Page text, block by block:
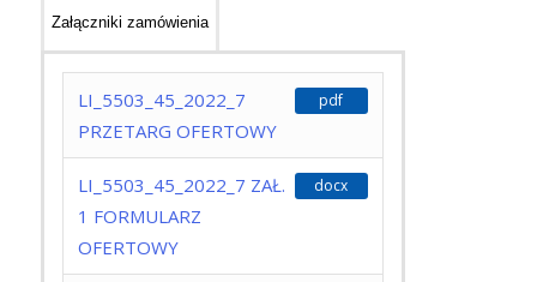
Załączniki zamówienia
LI_5503_45_2022_7
PRZETARG OFERTOWY
pdf
LI_5503_45_2022_7 ZAŁ.
1 FORMULARZ
OFERTOWY
docx